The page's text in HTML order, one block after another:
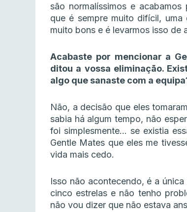
são normalíssimos e
que é sempre muito difícil,
muito bons e é levarmos isso de
Acabaste por mencionar a
ditou a vossa eliminação.
algo que sanaste com a
Não, a decisão que eles
sabia há algum tempo, não
foi simplesmente… se existia
Gentle Mates que eles me
vida mais cedo.
Isso não acontecendo, é a
cinco estrelas e não tenho
não vou dizer que não estava